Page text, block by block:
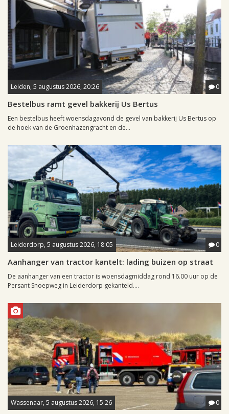
Leiden, 5 augustus 2026, 20:26 0
Bestelbus ramt gevel bakkerij Us Bertus
Een bestelbus heeft woensdagavond de gevel van bakkerij Us Bertus op
de hoek van de Groenhazengracht en de...
Leiderdorp, 5 augustus 2026, 18:05 0
Aanhanger van tractor kantelt: lading buizen op straat
De aanhanger van een tractor is woensdagmiddag rond 16.00 uur op de
Persant Snoepweg in Leiderdorp gekanteld....
Wassenaar, 5 augustus 2026, 15:26 0